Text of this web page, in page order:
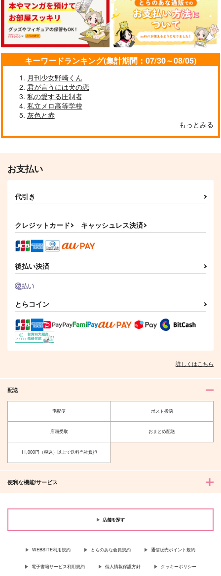
家族になろうよ
SEPPA
1,257 円
五条悟×伏黒恵
作品詳細
name.
木枯らしキャンプ
1,100円（税込）
五条悟×伏黒恵
Agitato
電脳活劇
1,415円（税込）
五条悟×伏黒恵
合わない
vacare-s-presso
1,265円 （税込）
五条悟×伏黒恵
サンプル
其処であなたが待つの
なら
1,650
ごはんのおとも
夜明けを紡ぐ君へ
魔女の一撃
1,430
五条悟×伏黒恵
サンプル
子供騙し。
1,572
五条悟×伏黒恵
キーワードランキング(集計期間：07/30～08/05)
月刊少女野崎くん
君が言うには犬の恋
私の愛する圧制者
私立メロ高等学校
灰色と赤
もっとみる
お支払い
代引き
クレジットカード キャッシュレス決済
後払い決済
とらコイン
詳しくはこちら
配送
宅配便 ポスト投函
店頭受取 おまとめ配送
11,000円（税込）以上で送料当社負担
便利な機能/サービス
店舗を探す
WEBSITE利用規約 とらのあな会員規約 通信販売ポイント規約
電子書籍サービス利用規約 個人情報保護方針 クッキーポリシー